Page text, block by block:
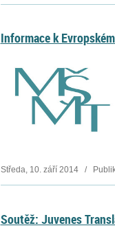
Informace k
Středa, 10. září 2014 /
Soutěž: Juvenes